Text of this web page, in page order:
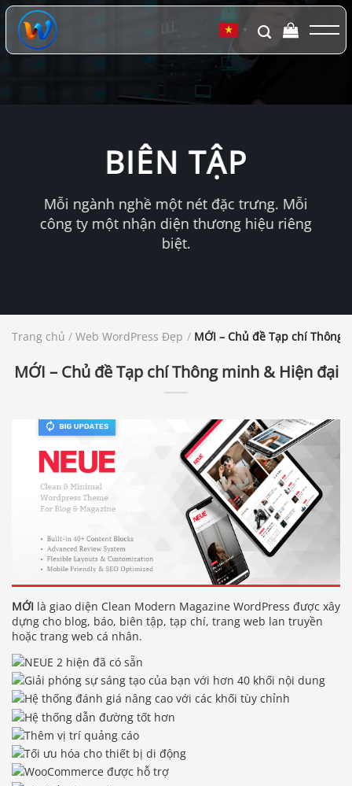
Chuyển
đến
dung
▼
BIÊN TẬP
Mỗi ngành nghề một nét đặc trưng. Mỗi
công ty một nhận diện thương hiệu riêng
biệt.
Trang chủ / Web WordPress Đẹp / MỚI – Chủ đề Tạp chí Thông
MỚI – Chủ đề Tạp chí Thông minh & Hiện đại
MỚI là giao diện Clean Modern Magazine WordPress được xây
dựng cho blog, báo, biên tập, tạp chí, trang web lan truyền
hoặc trang web cá nhân.